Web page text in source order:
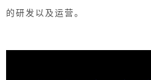
的研发以及运营。